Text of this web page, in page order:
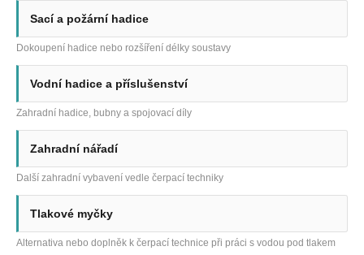
Sací a požární hadice
Dokoupení hadice nebo rozšíření délky soustavy
Vodní hadice a příslušenství
Zahradní hadice, bubny a spojovací díly
Zahradní nářadí
Další zahradní vybavení vedle čerpací techniky
Tlakové myčky
Alternativa nebo doplněk k čerpací technice při práci s vodou pod tlakem